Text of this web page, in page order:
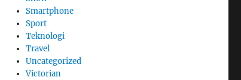
Smartphone
Sport
Teknologi
Travel
Uncategorized
Victorian